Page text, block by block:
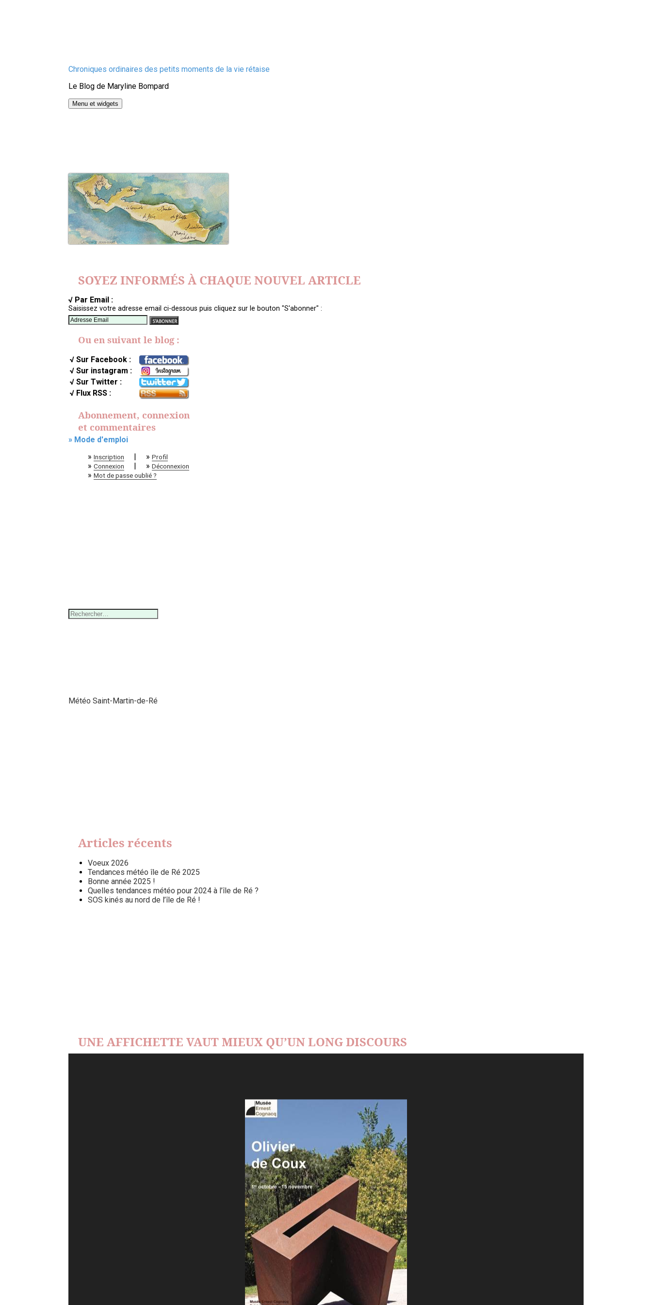
Chroniques ordinaires des petits moments de la vie rétaise
Le Blog de Maryline Bompard
Menu et widgets
SOYEZ INFORMÉS À CHAQUE NOUVEL ARTICLE
√ Par Email :
Saisissez votre adresse email ci-dessous puis cliquez sur le bouton "S'abonner" :
Ou en suivant le blog :
√ Sur Facebook :
√ Sur instagram :
√ Sur Twitter :
√ Flux RSS :
Abonnement, connexion
et commentaires
» Mode d'emploi
» Inscription » Profil
» Connexion » Déconnexion
» Mot de passe oublié ?
Rechercher :
Météo Saint-Martin-de-Ré
Articles récents
Voeux 2026
Tendances météo île de Ré 2025
Bonne année 2025 !
Quelles tendances météo pour 2024 à l’île de Ré ?
SOS kinés au nord de l’île de Ré !
UNE AFFICHETTE VAUT MIEUX QU’UN LONG DISCOURS